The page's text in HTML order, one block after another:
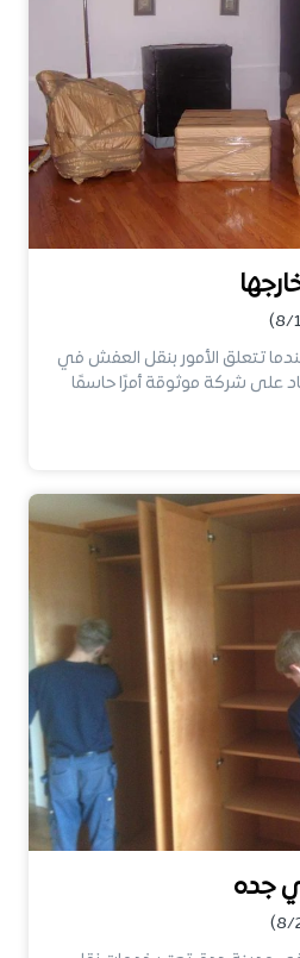
تتعلق الأمور بنقل العفش في
على شركة موثوقة أمرًا حاسمًا
جده